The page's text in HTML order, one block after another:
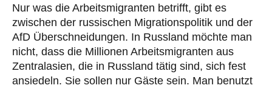
Nur was die Arbeitsmigranten betrifft, gibt es
zwischen der russischen Migrationspolitik und der
AfD Überschneidungen. In Russland möchte man
nicht, dass die Millionen Arbeitsmigranten aus
Zentralasien, die in Russland tätig sind, sich fest
ansiedeln. Sie sollen nur Gäste sein. Man benutzt